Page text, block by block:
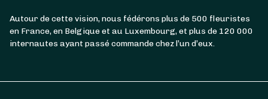
Autour de cette vision, nous fédérons plus de 500 fleuristes
en France, en Belgique et au Luxembourg, et plus de 120 000
internautes ayant passé commande chez l’un d’eux.